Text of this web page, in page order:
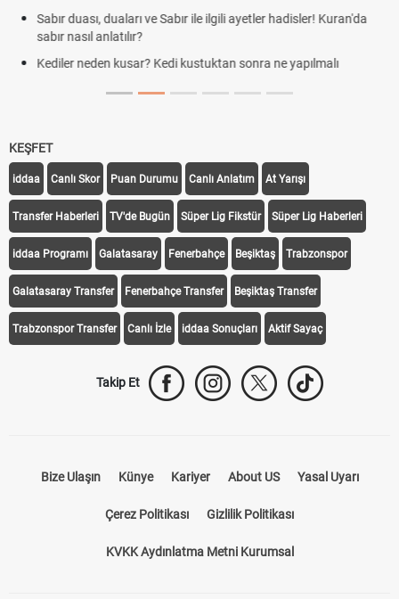
Rüyada kedi görmek en anlama geliyor? Kedi rüya tabiri
Evde çilek reçeli nasıl yapılır? Kimsenin bilmediği farklı çilek reçeli
tarifi
KEŞFET
iddaa Canlı Skor Puan Durumu Canlı Anlatım At Yarışı
Transfer Haberleri TV'de Bugün Süper Lig Fikstür Süper Lig Haberleri
iddaa Programı Galatasaray Fenerbahçe Beşiktaş Trabzonspor
Galatasaray Transfer Fenerbahçe Transfer Beşiktaş Transfer
Trabzonspor Transfer Canlı İzle iddaa Sonuçları Aktif Sayaç
Takip Et
Bize Ulaşın Künye Kariyer About US Yasal Uyarı
Çerez Politikası Gizlilik Politikası
KVKK Aydınlatma Metni Kurumsal